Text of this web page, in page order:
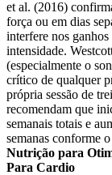
et al. (2016)
força ou em dias
interfere nos
intensidade.
(especialmente o
crítico de qualquer
própria sessão de
recomendam que
semanais totais e
semanas conforme
Nutrição para
Para Cardio